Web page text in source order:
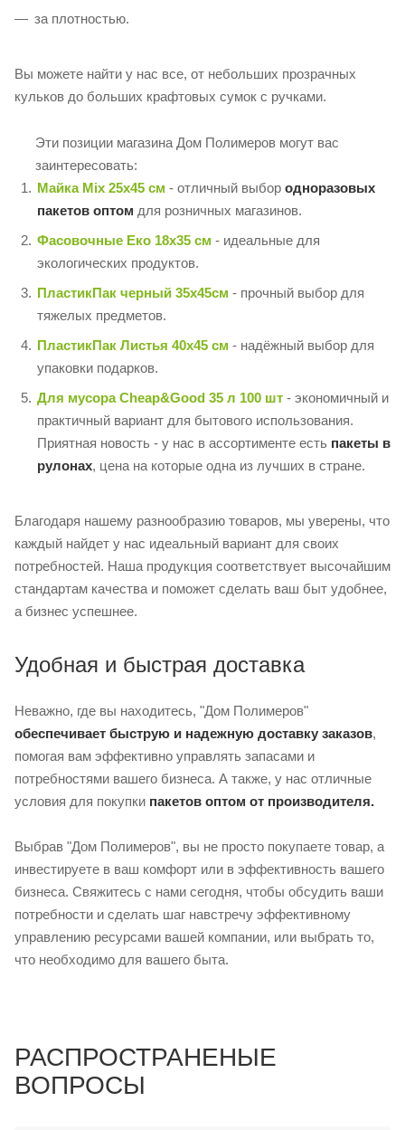
за плотностью.
Вы можете найти у нас все, от небольших прозрачных
кульков до больших крафтовых сумок с ручками.
Эти позиции магазина Дом Полимеров могут вас
заинтересовать:
Майка Mix 25х45 см - отличный выбор одноразовых
пакетов оптом для розничных магазинов.
Фасовочные Еко 18х35 см - идеальные для
экологических продуктов.
ПластикПак черный 35х45см - прочный выбор для
тяжелых предметов.
ПластикПак Листья 40х45 см - надёжный выбор для
упаковки подарков.
Для мусора Cheap&Good 35 л 100 шт - экономичный и
практичный вариант для бытового использования.
Приятная новость - у нас в ассортименте есть пакеты в
рулонах, цена на которые одна из лучших в стране.
Благодаря нашему разнообразию товаров, мы уверены, что
каждый найдет у нас идеальный вариант для своих
потребностей. Наша продукция соответствует высочайшим
стандартам качества и поможет сделать ваш быт удобнее,
а бизнес успешнее.
Удобная и быстрая доставка
Неважно, где вы находитесь, "Дом Полимеров"
обеспечивает быструю и надежную доставку заказов,
помогая вам эффективно управлять запасами и
потребностями вашего бизнеса. А также, у нас отличные
условия для покупки пакетов оптом от производителя.
Выбрав "Дом Полимеров", вы не просто покупаете товар, а
инвестируете в ваш комфорт или в эффективность вашего
бизнеса. Свяжитесь с нами сегодня, чтобы обсудить ваши
потребности и сделать шаг навстречу эффективному
управлению ресурсами вашей компании, или выбрать то,
что необходимо для вашего быта.
РАСПРОСТРАНЕНЫЕ
ВОПРОСЫ